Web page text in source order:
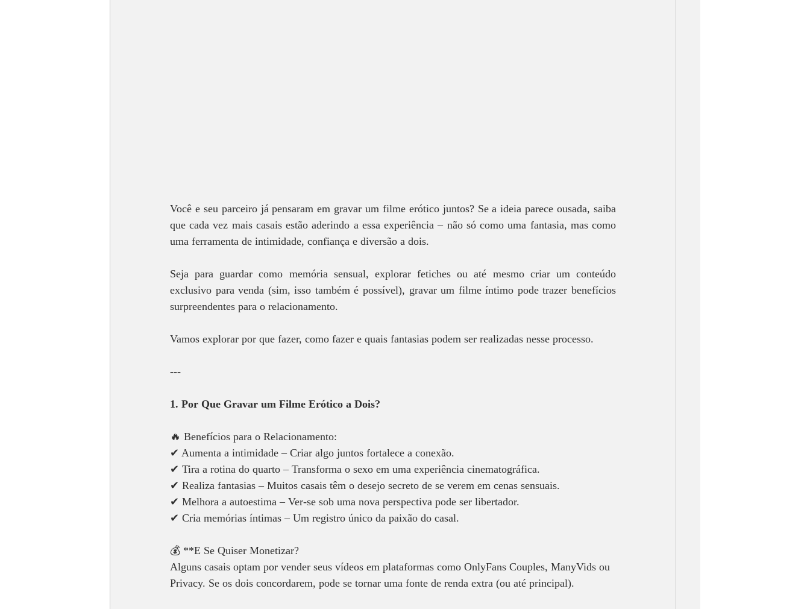
Você e seu parceiro já pensaram em gravar um filme erótico juntos? Se a ideia parece ousada, saiba
que cada vez mais casais estão aderindo a essa experiência – não só como uma fantasia, mas como
uma ferramenta de intimidade, confiança e diversão a dois.
Seja para guardar como memória sensual, explorar fetiches ou até mesmo criar um conteúdo
exclusivo para venda (sim, isso também é possível), gravar um filme íntimo pode trazer benefícios
surpreendentes para o relacionamento.
Vamos explorar por que fazer, como fazer e quais fantasias podem ser realizadas nesse processo.
---
1. Por Que Gravar um Filme Erótico a Dois?
🔥 Benefícios para o Relacionamento:
✔ Aumenta a intimidade – Criar algo juntos fortalece a conexão.
✔ Tira a rotina do quarto – Transforma o sexo em uma experiência cinematográfica.
✔ Realiza fantasias – Muitos casais têm o desejo secreto de se verem em cenas sensuais.
✔ Melhora a autoestima – Ver-se sob uma nova perspectiva pode ser libertador.
✔ Cria memórias íntimas – Um registro único da paixão do casal.
💰 **E Se Quiser Monetizar?
Alguns casais optam por vender seus vídeos em plataformas como OnlyFans Couples, ManyVids ou
Privacy. Se os dois concordarem, pode se tornar uma fonte de renda extra (ou até principal).